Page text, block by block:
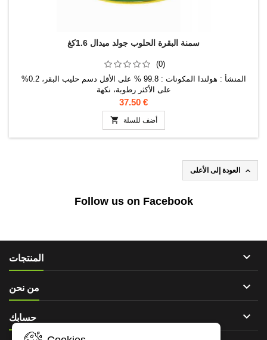
سمنة البقرة الحلوب جولد ميدال 1.6كغ
(0)
المنشأ : هولندا المكونات : 99.8 % على الأقل دسم حليب البقر، 0.2%
على الأكثر رطوبة، نكهة
37.50 €
 أضف للسلة

Follow us on Facebook
المنتجات 
من نحن 
حسابك 